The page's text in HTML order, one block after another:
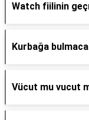
Watch fiilinin
Kurbağa
Vücut mu vucut